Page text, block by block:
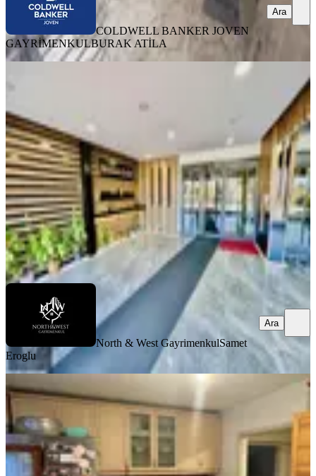
COLDWELL BANKER JOVEN
GAYRİMENKULBURAK ATİLA
Ara
Çankaya, Dodurga Mahallesi
4+1·175 m² 05.08.2026
14.650.000 ₺
North & West GayrimenkulSamet Eroglu
Ara
North & West GayrimenkulSamet
Eroglu
Ara
Çankaya'da 7+1 İki Katlı 186m2
Güney Cephe + 100m2 Bahçeli Daire
Çankaya, Tınaztepe Mahallesi
7+1
215 m² ·Kot 1 · 04.08.2026